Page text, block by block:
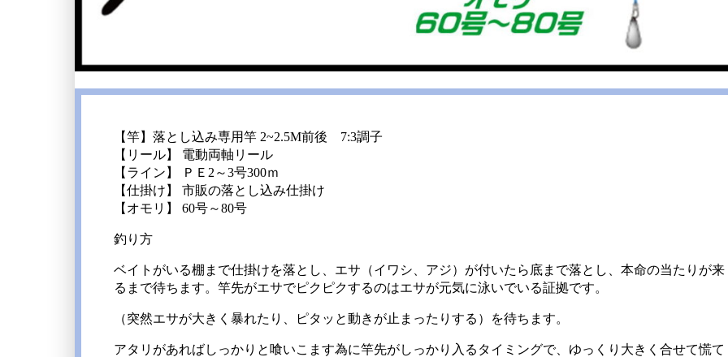
【竿】落とし込み専用竿 2~2.5M前後 7:3調子
【リール】 電動両軸リール
【ライン】 ＰＥ2～3号300ｍ
【仕掛け】 市販の落とし込み仕掛け
【オモリ】 60号～80号
釣り方
ベイトがいる棚まで仕掛けを落とし、エサ（イワシ、アジ）が付いたら底まで落とし、本命の当たりが来
るまで待ちます。竿先がエサでピクピクするのはエサが元気に泳いでいる証拠です。
（突然エサが大きく暴れたり、ピタッと動きが止まったりする）を待ちます。
アタリがあればしっかりと喰いこます為に竿先がしっかり入るタイミングで、ゆっくり大きく合せて慌て